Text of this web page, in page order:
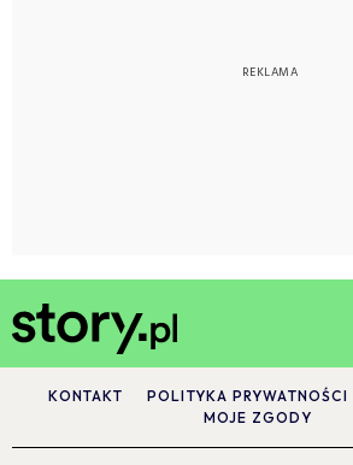
KONTAKT POLITYKA PRYWATNOŚCI
MOJE ZGODY